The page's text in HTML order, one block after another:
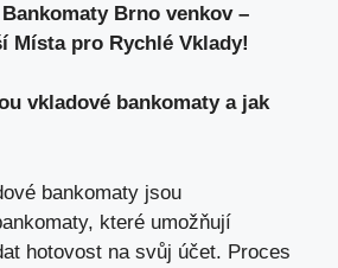
Bankomaty Brno venkov –
Místa pro Rychlé Vklady!
vkladové bankomaty a jak
bankomaty jsou
které umožňují
hotovost na svůj účet. Proces